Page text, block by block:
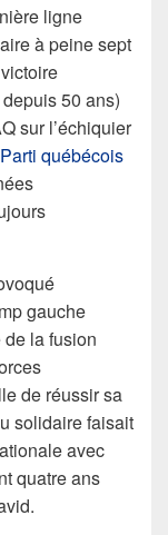
ligne
à peine sept
50 ans)
sur l’échiquier
Parti québécois
gauche
la fusion
de réussir sa
solidaire faisait
avec
quatre ans